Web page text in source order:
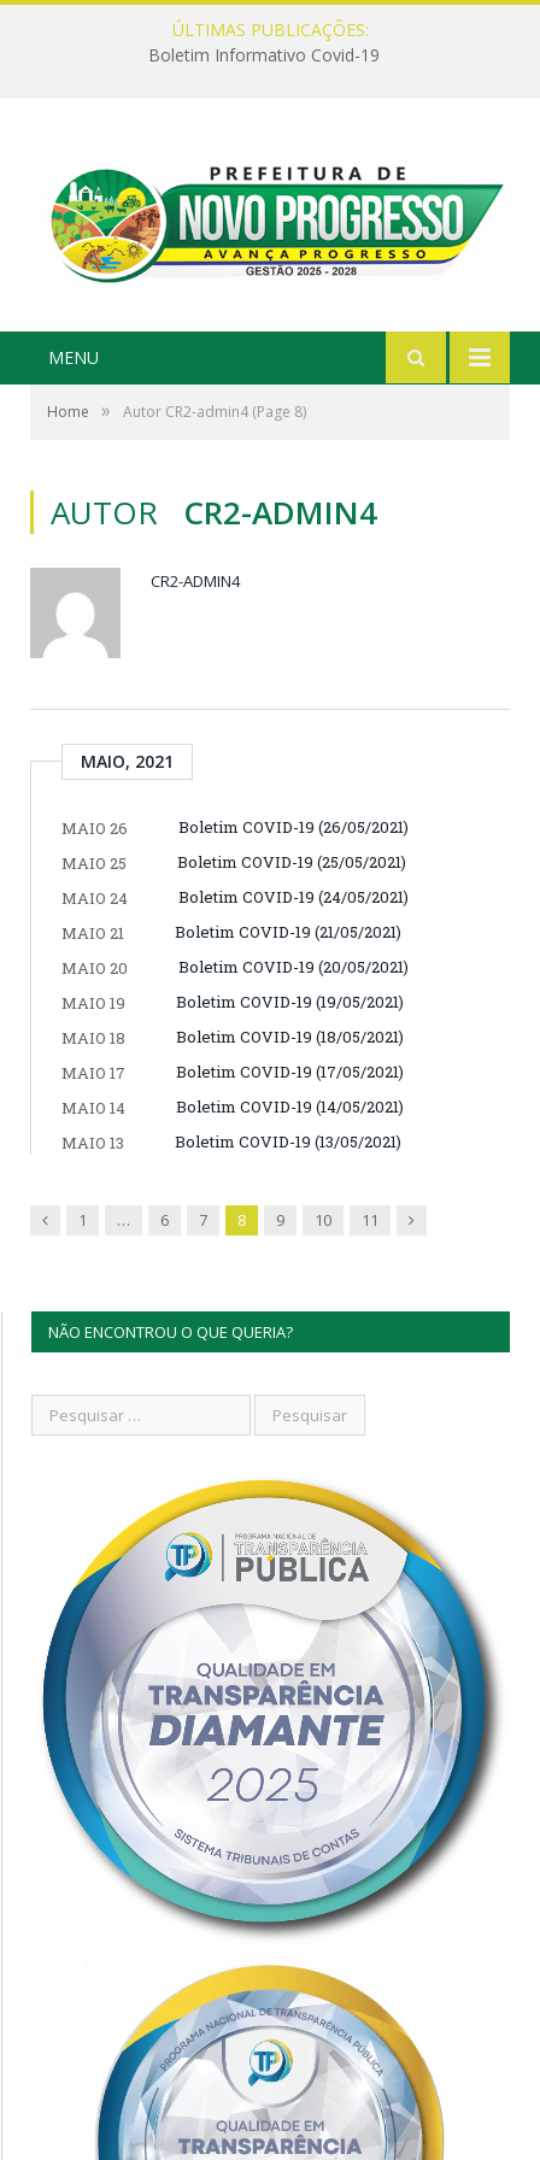
ÚLTIMAS PUBLICAÇÕES:
Boletim Informativo Covid-19
MENU
Home » Autor CR2-admin4 (Page 8)
AUTOR CR2-ADMIN4
CR2-ADMIN4
MAIO, 2021
MAIO 26
Boletim COVID-19 (26/05/2021)
MAIO 25
Boletim COVID-19 (25/05/2021)
MAIO 24
Boletim COVID-19 (24/05/2021)
MAIO 21
Boletim COVID-19 (21/05/2021)
MAIO 20
Boletim COVID-19 (20/05/2021)
MAIO 19
Boletim COVID-19 (19/05/2021)
MAIO 18
Boletim COVID-19 (18/05/2021)
MAIO 17
Boletim COVID-19 (17/05/2021)
MAIO 14
Boletim COVID-19 (14/05/2021)
MAIO 13
Boletim COVID-19 (13/05/2021)
Previous
1 … 6 7 8 9 10 11 Next
NÃO ENCONTROU O QUE QUERIA?